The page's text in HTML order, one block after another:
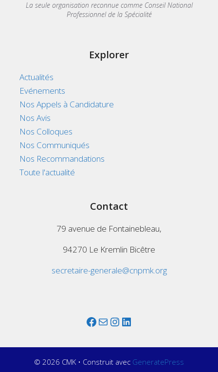
La seule organisation reconnue comme Conseil National
Professionnel de la Spécialité
Explorer
Actualités
Evénements
Nos Appels à Candidature
Nos Avis
Nos Colloques
Nos Communiqués
Nos Recommandations
Toute l'actualité
Contact
79 avenue de Fontainebleau,
94270 Le Kremlin Bicêtre
secretaire-generale@cnpmk.org
Facebook
MailInstagram
LinkedIn
© 2026 CMK • Construit avec GeneratePress